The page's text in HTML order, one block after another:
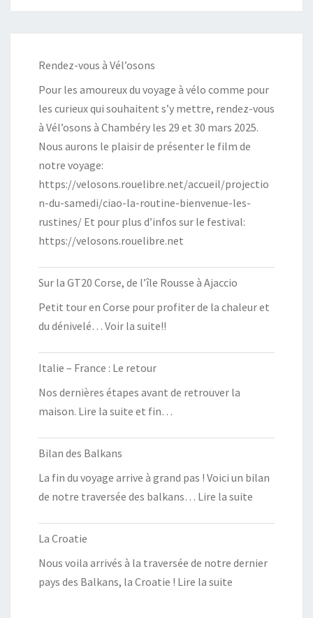
Rendez-vous à Vél’osons
Pour les amoureux du voyage à vélo comme pour
les curieux qui souhaitent s’y mettre, rendez-vous
à Vél’osons à Chambéry les 29 et 30 mars 2025.
Nous aurons le plaisir de présenter le film de
notre voyage:
https://velosons.rouelibre.net/accueil/projectio
n-du-samedi/ciao-la-routine-bienvenue-les-
rustines/ Et pour plus d’infos sur le festival:
https://velosons.rouelibre.net
Sur la GT20 Corse, de l’île Rousse à Ajaccio
Petit tour en Corse pour profiter de la chaleur et
du dénivelé… Voir la suite!!
Italie – France : Le retour
Nos dernières étapes avant de retrouver la
maison. Lire la suite et fin…
Bilan des Balkans
La fin du voyage arrive à grand pas ! Voici un bilan
de notre traversée des balkans… Lire la suite
La Croatie
Nous voila arrivés à la traversée de notre dernier
pays des Balkans, la Croatie ! Lire la suite